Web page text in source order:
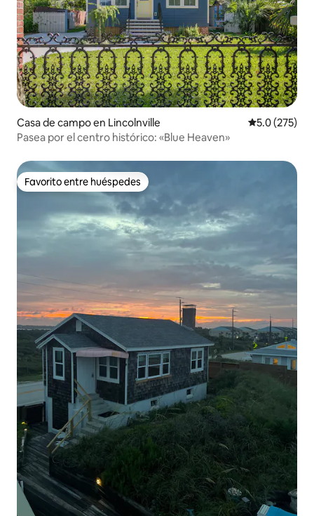
Casa de campo en Lincolnville Calificación
5.0 (275)
Pasea por el centro histórico: «Blue Heaven»
Favorito entre huéspedes
Favorito entre huéspedes